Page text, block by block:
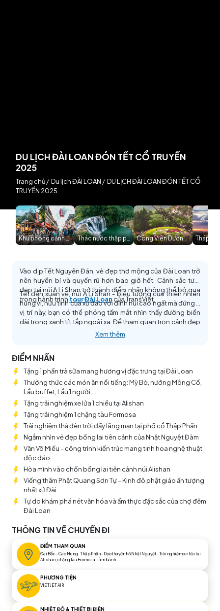
DU LỊCH ĐÀI LOAN ĐÓN TẾT CỔ TRUYỀN
2025
Trang chủ/ Du lịch ĐÀI LOAN / DU LỊCH ĐÀI LOAN ĐÓN TẾT CỔ
TRUYỀN 2025
Khu phong cảnh Thập PhầnThác nước thập phầnCông Viên Dương Minh Sơn
Tháp
Vào dịp Tết Nguyên Đán, vẻ đẹp thơ mộng của Đài Loan trở
nên huyền bí và quyến rũ hơn bao giờ hết. Cảnh sắc tươi
đẹp tại núi A Li Shan trở thành điểm nhấn không thể bỏ qua
trong hành trìnhtour Đài Loancủa TransViet.
Tết đến xuân về, núi A Li Shan - biểu tượng của thiên nhiên
hùng vĩ, hữu tình của xứ đảo với đỉnh núi cao ngất mà đứng ở
vị trí này, bạn có thể phóng tầm mắt nhìn thấy đường biển
dài trong xanh tít tắp ngoài xa. Để tham quan trọn cảnh đẹp
của ngọn núi, bạn sẽ được trải nghiệm tuyến tàu lửa chạy
trồng dọc theo đường ray. Và cũng bởi vẻ đẹp hấp dẫn của
Đài Loan vào đầu xuân mà đã có biết bao du khách lưu
luyến muốn quay trở lại để được thưởng ngoạn thêm lần nữa
cảnh sắc thần tiên của hòn đảo mang danh "một trong bốn
con rồng Châu Á" này.
Xem thêm
ĐIỂM NHẤN
Tặng 1 phần trà sữa mang hương vị đặc trưng tại Đài Loan
Thưởng thức các món ăn nổi tiếng: Mỳ Bò, nướng Mông Cổ,
Lẩu buffet, Lẩu 1 người,...
Tặng trải nghiệm xe lửa 1 chiều tại Alishan
Tặng trải nghiệm 1 chặng tàu Formosa
Trải nghiệm thả đèn trời đầy lãng mạn tại phố cổ Thập Phần
Ngắm nhìn vẻ đẹp bồng lai tiên cảnh của Nhật Nguyệt Đàm
Văn Võ Miếu – công trình kiến trúc mang tinh hoa nghệ thuật
độc đáo
Hòa mình vào chốn bồng lai tiên cảnh núi Alishan
Viếng thăm Phật Quang Sơn Tự – Kinh đô phật giáo ấn tượng
nhất xứ Đài
Tự do khám phá nét văn hóa và ẩm thực đặc sắc của chợ đêm
Đài Loan
THÔNG TIN VỀ CHUYẾN ĐI
ĐIỂM THAM QUAN
Đài Bắc - Cao Hùng: Thập Phần - Dạo thuyền hồ Nhật Nguyệt - Trải nghiệm xe lửa tại
Alishan, chặng tàu Formosa, làm bánh
PHƯƠNG TIỆN
VIETJET AIR
NHIỆT ĐỘ & THIẾT BỊ ĐIỆN